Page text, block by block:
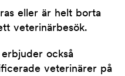
eller är helt borta
veterinärbesök.
också
veterinärer på